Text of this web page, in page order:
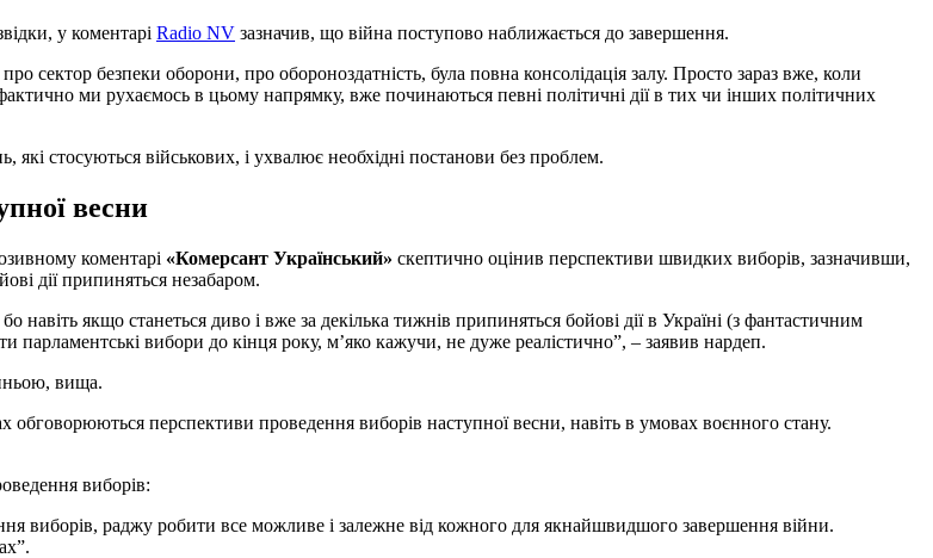
у коментарі Radio NV зазначив, що війна поступово наближається до завершення.
безпеки оборони, про обороноздатність, була повна консолідація залу. Просто зараз вже, коли
ми рухаємось в цьому напрямку, вже починаються певні політичні дії в тих чи інших політичних
стосуються військових, і ухвалює необхідні постанови без проблем.
весни
коментарі «Комерсант Український» скептично оцінив перспективи швидких виборів, зазначивши,
дії припиняться незабаром.
якщо станеться диво і вже за декілька тижнів припиняться бойові дії в Україні (з фантастичним
парламентські вибори до кінця року, мʼяко кажучи, не дуже реалістично”, – заявив нардеп.
вища.
перспективи проведення виборів наступної весни, навіть в умовах воєнного стану.
виборів:
виборів, раджу робити все можливе і залежне від кожного для якнайшвидшого завершення війни.